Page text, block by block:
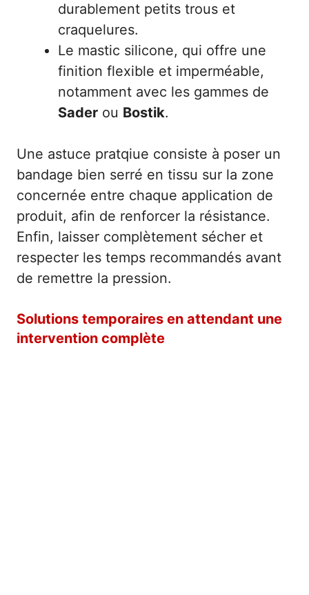
durablement petits trous et
craquelures.
Le mastic silicone, qui offre une
finition flexible et imperméable,
notamment avec les gammes de
Sader ou Bostik.
Une astuce pratqiue consiste à poser un
bandage bien serré en tissu sur la zone
concernée entre chaque application de
produit, afin de renforcer la résistance.
Enfin, laisser complètement sécher et
respecter les temps recommandés avant
de remettre la pression.
Solutions temporaires en attendant une
intervention complète